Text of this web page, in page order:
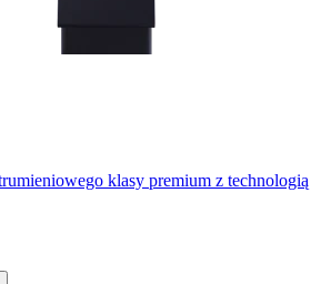
klasy premium z technologią